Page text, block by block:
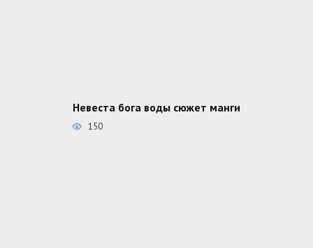
Невеста бога воды сюжет манги
150